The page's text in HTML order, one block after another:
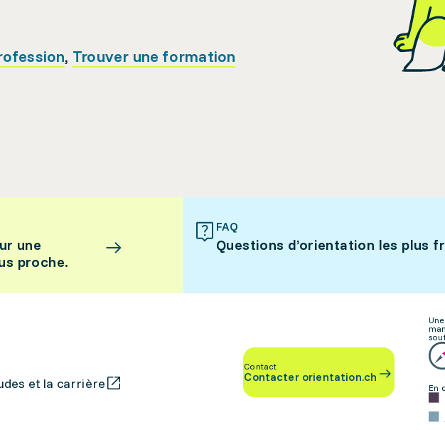
, Trouver une formation
une
proche.
FAQ
Questions d’orientation les plus
et la carrière
Contact
Contacter orientation.ch
En